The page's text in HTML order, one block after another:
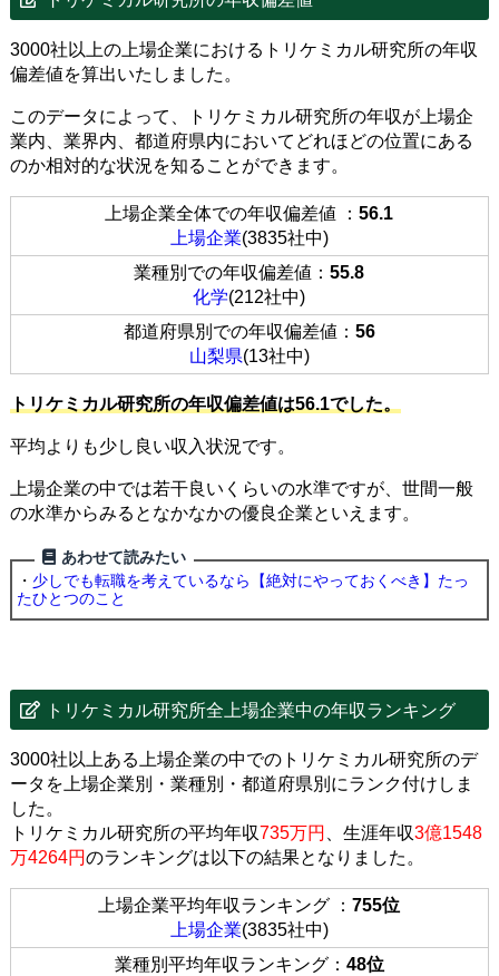
3000社以上の上場企業におけるトリケミカル研究所の年収
偏差値を算出いたしました。
このデータによって、トリケミカル研究所の年収が上場企
業内、業界内、都道府県内においてどれほどの位置にある
のか相対的な状況を知ることができます。
上場企業全体での年収偏差値 ：56.1
上場企業(3835社中)
業種別での年収偏差値：55.8
化学(212社中)
都道府県別での年収偏差値： 56
山梨県(13社中)
トリケミカル研究所の年収偏差値は56.1でした。
平均よりも少し良い収入状況です。
上場企業の中では若干良いくらいの水準ですが、世間一般
の水準からみるとなかなかの優良企業といえます。
あわせて読みたい
・ 少しでも転職を考えているなら【絶対にやっておくべき】たっ
たひとつのこと
トリケミカル研究所全上場企業中の年収ランキング
3000社以上ある上場企業の中でのトリケミカル研究所のデ
ータを上場企業別・業種別・都道府県別にランク付けしま
した。
トリケミカル研究所の平均年収735万円 、生涯年収3億1548
万4264円のランキングは以下の結果となりました。
上場企業平均年収ランキング ：755位
上場企業(3835社中)
業種別平均年収ランキング： 48位